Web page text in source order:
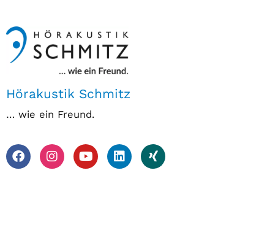
Hörakustik Schmitz
… wie ein Freund.